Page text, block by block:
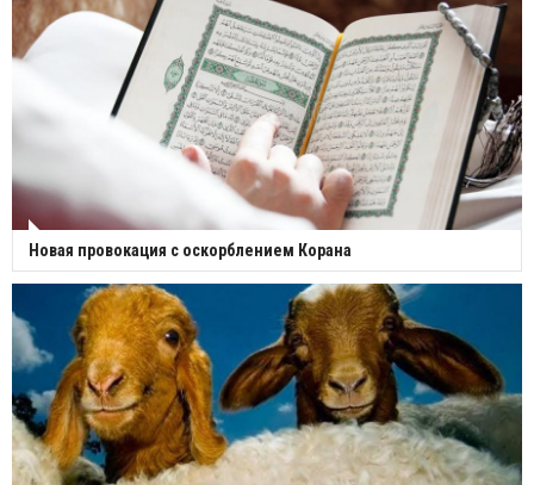
Новая провокация с оскорблением Корана